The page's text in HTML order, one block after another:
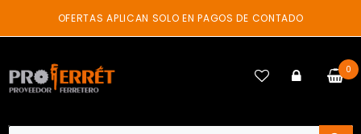
content
OFERTAS APLICAN SOLO EN PAGOS DE CONTADO
0